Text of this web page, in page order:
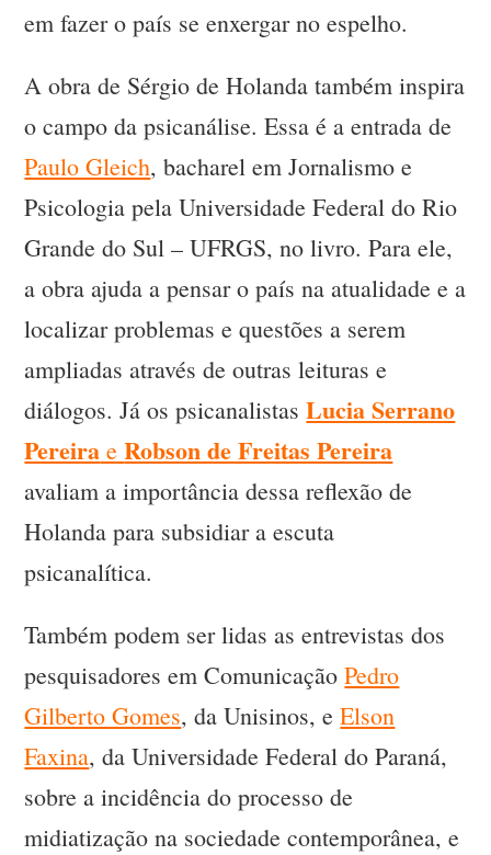
em fazer o país se enxergar no espelho.
A obra de Sérgio de Holanda também inspira
o campo da psicanálise. Essa é a entrada de
Paulo Gleich, bacharel em Jornalismo e
Psicologia pela Universidade Federal do Rio
Grande do Sul – UFRGS, no livro. Para ele,
a obra ajuda a pensar o país na atualidade e a
localizar problemas e questões a serem
ampliadas através de outras leituras e
diálogos. Já os psicanalistasLucia Serrano
Pereira eRobson de Freitas Pereira
avaliam a importância dessa reflexão de
Holanda para subsidiar a escuta
psicanalítica.
Também podem ser lidas as entrevistas dos
pesquisadores em ComunicaçãoPedro
Gilberto Gomes, da Unisinos, eElson
Faxina, da Universidade Federal do Paraná,
sobre a incidência do processo de
midiatização na sociedade contemporânea, e